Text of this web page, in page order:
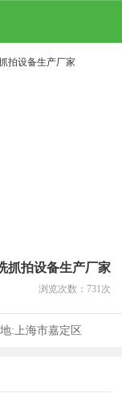
抓拍设备生产厂家
浏览次数： 731 次
:上海市嘉定区